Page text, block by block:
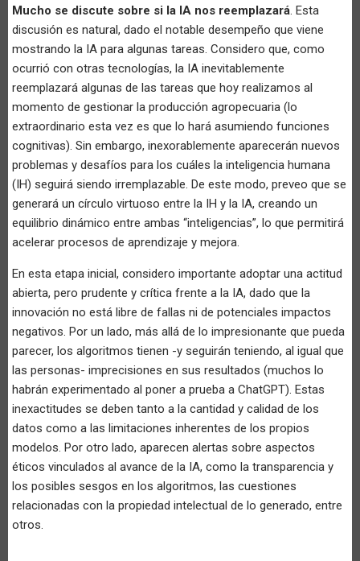
Mucho se discute sobre si la IA nos reemplazará . Esta
discusión es natural, dado el notable desempeño que viene
mostrando la IA para algunas tareas. Considero que, como
ocurrió con otras tecnologías, la IA inevitablemente
reemplazará algunas de las tareas que hoy realizamos al
momento de gestionar la producción agropecuaria (lo
extraordinario esta vez es que lo hará asumiendo funciones
cognitivas). Sin embargo, inexorablemente aparecerán nuevos
problemas y desafíos para los cuáles la inteligencia humana
(IH) seguirá siendo irremplazable. De este modo, preveo que se
generará un círculo virtuoso entre la IH y la IA, creando un
equilibrio dinámico entre ambas “inteligencias”, lo que permitirá
acelerar procesos de aprendizaje y mejora.
En esta etapa inicial, considero importante adoptar una actitud
abierta, pero prudente y crítica frente a la IA, dado que la
innovación no está libre de fallas ni de potenciales impactos
negativos. Por un lado, más allá de lo impresionante que pueda
parecer, los algoritmos tienen -y seguirán teniendo, al igual que
las personas- imprecisiones en sus resultados (muchos lo
habrán experimentado al poner a prueba a ChatGPT). Estas
inexactitudes se deben tanto a la cantidad y calidad de los
datos como a las limitaciones inherentes de los propios
modelos. Por otro lado, aparecen alertas sobre aspectos
éticos vinculados al avance de la IA, como la transparencia y
los posibles sesgos en los algoritmos, las cuestiones
relacionadas con la propiedad intelectual de lo generado, entre
otros.